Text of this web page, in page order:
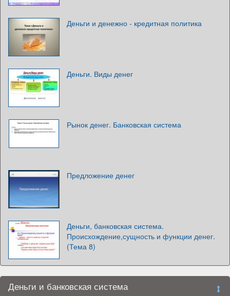
Деньги и денежно - кредитная политика
Деньги. Виды денег
Рынок денег. Банковская система
Предложение денег
Деньги, банковская система.
Происхождение,сущность и функции денег.
(Тема 8)
Деньги и банковская система